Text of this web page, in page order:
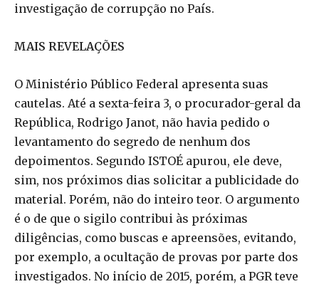
investigação de corrupção no País.
MAIS REVELAÇÕES
O Ministério Público Federal apresenta suas
cautelas. Até a sexta-feira 3, o procurador-geral da
República, Rodrigo Janot, não havia pedido o
levantamento do segredo de nenhum dos
depoimentos. Segundo ISTOÉ apurou, ele deve,
sim, nos próximos dias solicitar a publicidade do
material. Porém, não do inteiro teor. O argumento
é o de que o sigilo contribui às próximas
diligências, como buscas e apreensões, evitando,
por exemplo, a ocultação de provas por parte dos
investigados. No início de 2015, porém, a PGR teve